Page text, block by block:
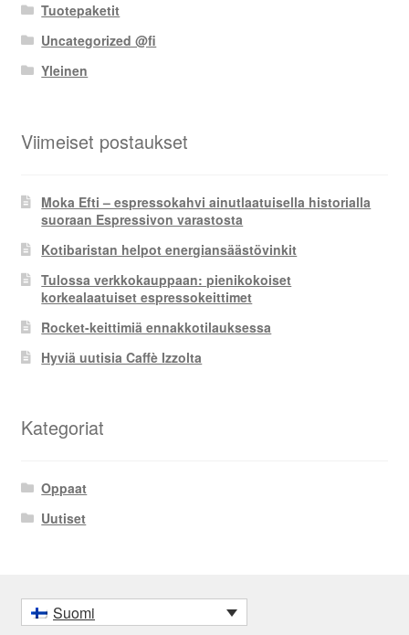
Tuotepaketit
Uncategorized @fi
Yleinen
Viimeiset postaukset
Moka Efti – espressokahvi ainutlaatuisella historialla
suoraan Espressivon varastosta
Kotibaristan helpot energiansäästövinkit
Tulossa verkkokauppaan: pienikokoiset
korkealaatuiset espressokeittimet
Rocket-keittimiä ennakkotilauksessa
Hyviä uutisia Caffè Izzolta
Kategoriat
Oppaat
Uutiset
Suomi